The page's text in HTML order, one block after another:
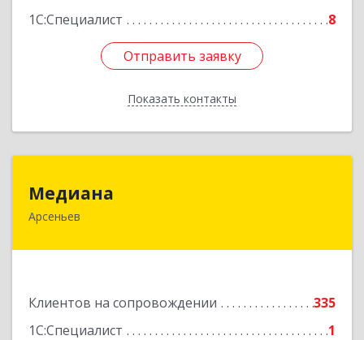
1С:Специалист
8
Отправить заявку
Показать контакты
Отправить заявку
Назад
Медиана
Арсеньев
Клиентов на сопровождении
335
1С:Специалист
1